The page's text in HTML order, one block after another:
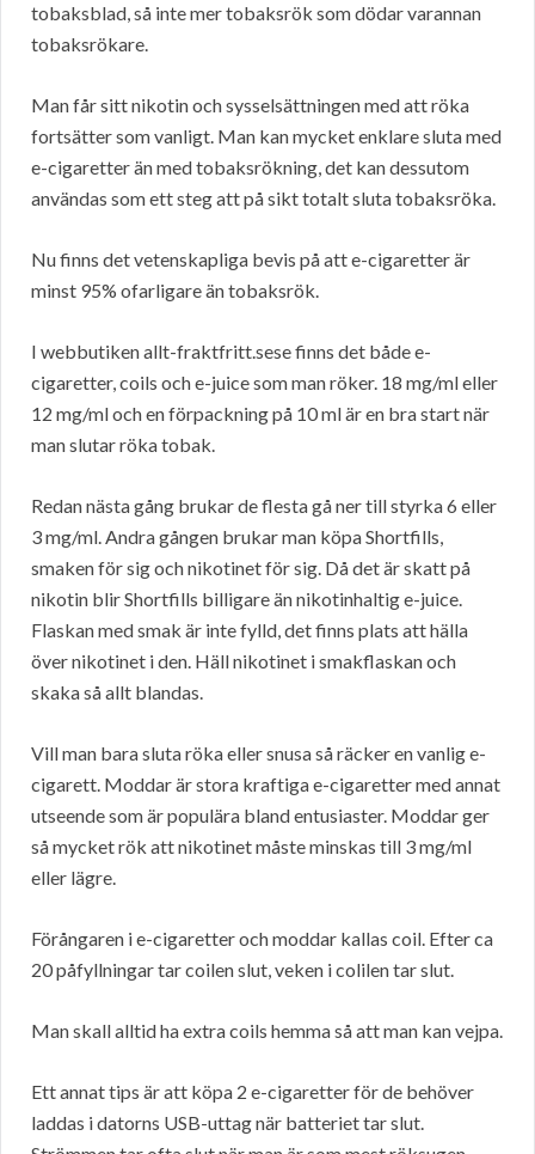
tobaksblad, så inte mer tobaksrök som dödar varannan
tobaksrökare.
Man får sitt nikotin och sysselsättningen med att röka
fortsätter som vanligt. Man kan mycket enklare sluta med
e-cigaretter än med tobaksrökning, det kan dessutom
användas som ett steg att på sikt totalt sluta tobaksröka.
Nu finns det vetenskapliga bevis på att e-cigaretter är
minst 95% ofarligare än tobaksrök.
I webbutiken allt-fraktfritt.sese finns det både e-
cigaretter, coils och e-juice som man röker. 18 mg/ml eller
12 mg/ml och en förpackning på 10 ml är en bra start när
man slutar röka tobak.
Redan nästa gång brukar de flesta gå ner till styrka 6 eller
3 mg/ml. Andra gången brukar man köpa Shortfills,
smaken för sig och nikotinet för sig. Då det är skatt på
nikotin blir Shortfills billigare än nikotinhaltig e-juice.
Flaskan med smak är inte fylld, det finns plats att hälla
över nikotinet i den. Häll nikotinet i smakflaskan och
skaka så allt blandas.
Vill man bara sluta röka eller snusa så räcker en vanlig e-
cigarett. Moddar är stora kraftiga e-cigaretter med annat
utseende som är populära bland entusiaster. Moddar ger
så mycket rök att nikotinet måste minskas till 3 mg/ml
eller lägre.
Förångaren i e-cigaretter och moddar kallas coil. Efter ca
20 påfyllningar tar coilen slut, veken i colilen tar slut.
Man skall alltid ha extra coils hemma så att man kan vejpa.
Ett annat tips är att köpa 2 e-cigaretter för de behöver
laddas i datorns USB-uttag när batteriet tar slut.